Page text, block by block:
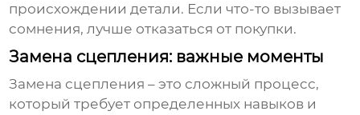
происхождении детали. Если что-то вызывает
сомнения, лучше отказаться от покупки.
Замена сцепления: важные моменты
Замена сцепления – это сложный процесс,
который требует определенных навыков и